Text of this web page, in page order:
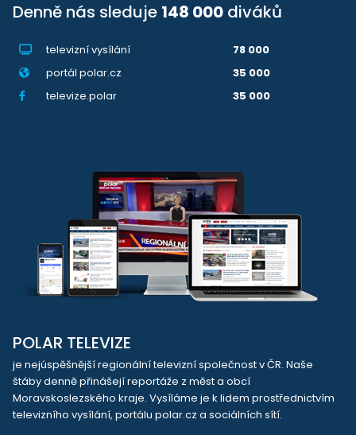
Denně nás sleduje 148 000 diváků
televizní vysílání
78 000
portál polar.cz
35 000
televize.polar
35 000
POLAR TELEVIZE
je nejúspěšnější regionální televizní společnost v ČR. Naše
štáby denně přinášejí reportáže z měst a obcí
Moravskoslezského kraje. Vysíláme je k lidem prostřednictvím
televizního vysílání, portálu polar.cz a sociálních sítí.